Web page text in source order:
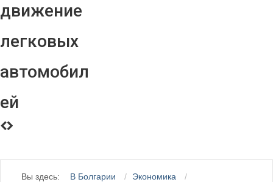
движение
легковых
автомобил
ей
Вы здесь: В Болгарии
Экономика